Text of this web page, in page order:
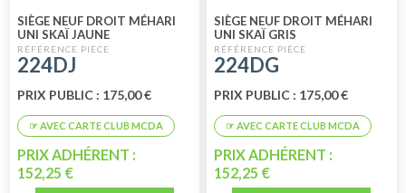
SIÈGE NEUF DROIT MÉHARI
UNI SKAÏ JAUNE
224DJ
PRIX PUBLIC : 175,00 €
PRIX ADHÉRENT :
152,25 €
SIÈGE NEUF DROIT MÉHARI
UNI SKAÏ GRIS
224DG
PRIX PUBLIC : 175,00 €
PRIX ADHÉRENT :
152,25 €